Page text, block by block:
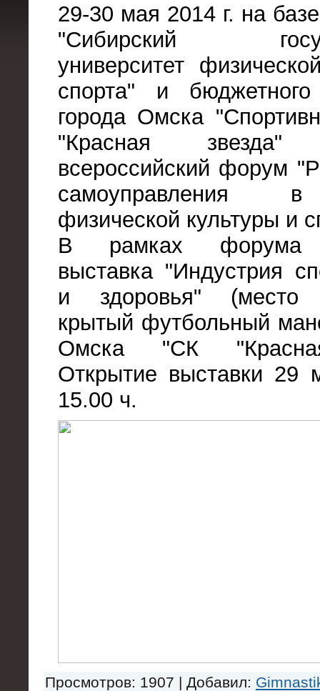
29-30 мая 2014 г. на
"Сибирский
университет
спорта" и
города Омска
"Красная звезда"
всероссийский форум
самоуправления
физической культуры и
В рамках форума
выставка "Индустрия
и здоровья" (место
крытый футбольный
Омска "СК
Открытие выставки 29
15.00 ч.
Просмотров: 1907 | Добавил: